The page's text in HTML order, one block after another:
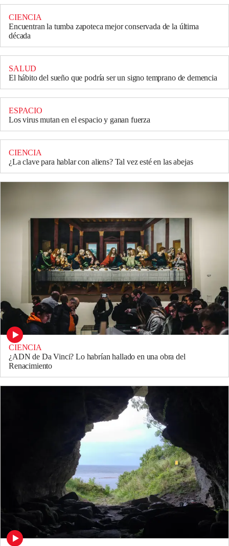
CIENCIA
Encuentran la tumba zapoteca mejor conservada de la última
década
SALUD
El hábito del sueño que podría ser un signo temprano de demencia
ESPACIO
Los virus mutan en el espacio y ganan fuerza
CIENCIA
¿La clave para hablar con aliens? Tal vez esté en las abejas
CIENCIA
¿ADN de Da Vinci? Lo habrían hallado en una obra del
Renacimiento